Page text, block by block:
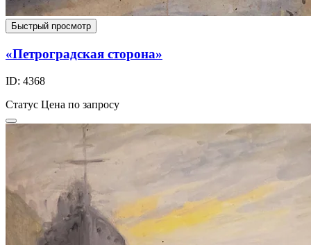
Быстрый просмотр
«Петроградская сторона»
ID: 4368
Статус Цена по запросу